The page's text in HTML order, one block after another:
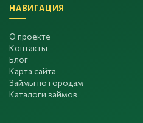
НАВИГАЦИЯ
О проекте
Контакты
Блог
Карта сайта
Займы по городам
Каталоги займов